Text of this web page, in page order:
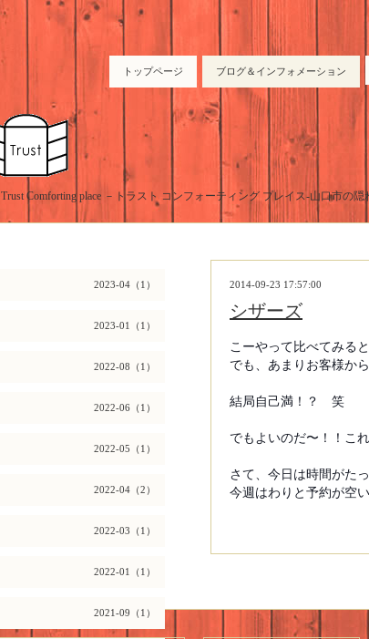
トップページ ブログ＆インフォメーション
Trust Comforting place －トラスト コンフォーティング プレイス-山口市の隠
2023-04（1）
2023-01（1）
2022-08（1）
2022-06（1）
2022-05（1）
2022-04（2）
2022-03（1）
2022-01（1）
2021-09（1）
2014-09-23 17:57:00
シザーズ
こーやって比べてみる
でも、あまりお客様か
結局自己満！？ 笑
でもよいのだ〜！！こ
さて、今日は時間がたっ
今週はわりと予約が空